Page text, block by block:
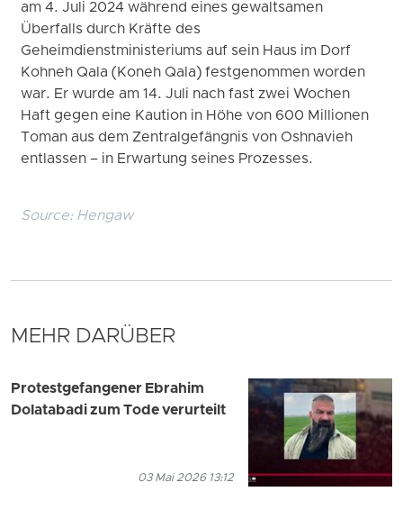
am 4. Juli 2024 während eines gewaltsamen
Überfalls durch Kräfte des
Geheimdienstministeriums auf sein Haus im Dorf
Kohneh Qala (Koneh Qala) festgenommen worden
war. Er wurde am 14. Juli nach fast zwei Wochen
Haft gegen eine Kaution in Höhe von 600 Millionen
Toman aus dem Zentralgefängnis von Oshnavieh
entlassen – in Erwartung seines Prozesses.
Source: Hengaw
MEHR DARÜBER
Protestgefangener Ebrahim
Dolatabadi zum Tode verurteilt
03 Mai 2026 13:12